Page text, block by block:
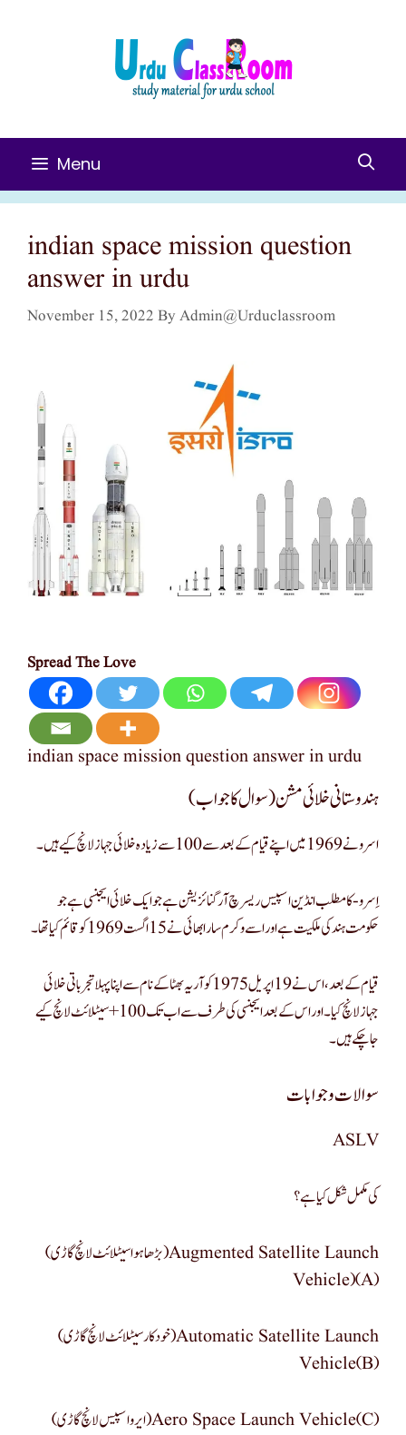
Menu
indian space mission question
answer in urdu
November 15, 2022 ByAdmin@urduclassroom
Spread The Love
indian space mission question answer in urdu
(ہندوستانی خلائی مشن ( سوال کا جواب
اسرو نے 1969 میں اپنے قیام کے بعد سے 100 سے زیادہ خلائی جہاز لانچ کیے ہیں۔
اِسرو-کا مطلب انڈین اسپیس ریسرچ آرگنائزیشن ہے جو ایک خلائی ایجنسی ہے جو
حکومت ہند کی ملکیت ہے اور اسے وکرم سارا بھائی نے 15 اگست 1969 کو قائم کیا تھا۔
قیام کے بعد، اس نے 19 اپریل 1975 کو آریہ بھٹا کے نام سے اپنا پہلا تجرباتی خلائی
جہاز لانچ کیا۔ اور اس کے بعد ایجنسی کی طرف سے اب تک 100+ سیٹلائٹ لانچ کیے
جا چکے ہیں۔
سوالات و جوابات
ASLV
کی مکمل شکل کیا ہے؟
(بڑھا ہوا سیٹلائٹ لانچ گاڑی) Augmented Satellite Launch
Vehicle)(a)
(خودکار سیٹلائٹ لانچ گاڑی) Automatic Satellite Launch
Vehicle(b)
(ایرو اسپیس لانچ گاڑی) Aero Space Launch Vehicle(c)